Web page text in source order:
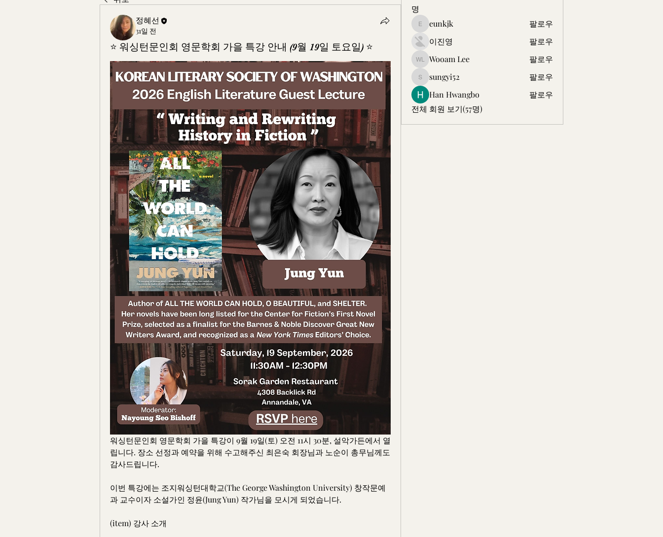
정혜선
31일 전
⭐️ 워싱턴문인회 영문학회 가을 특강 안내 (9월 19일 토요일) ⭐️
워싱턴문인회 영문학회 가을 특강이 9월 19일(토) 오전 11시 30분, 설악가든에서 열
립니다. 장소 선정과 예약을 위해 수고해주신 최은숙 회장님과 노순이 총무님께도
감사드립니다.
이번 특강에는 조지워싱턴대학교(The George Washington University) 창작문예
과 교수이자 소설가인 정윤(Jung Yun) 작가님을 모시게 되었습니다.
(item) 강사 소개
명
eunkjk
eunkjk
팔로우
이진영
팔로우
Wooam Lee
Wooam Lee 팔로우
sungyi52
sungyi52
팔로우
Han Hwangbo
팔로우
전체 회원 보기(57명)